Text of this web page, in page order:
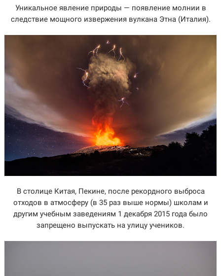
Уникальное явление природы — появление молнии в
следствие мощного извержения вулкана Этна (Италия).
В столице Китая, Пекине, после рекордного выброса
отходов в атмосферу (в 35 раз выше нормы) школам и
другим учебным заведениям 1 декабря 2015 года было
запрещено выпускать на улицу учеников.